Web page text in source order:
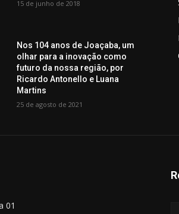
15 de junho de 2018
Nos 104 anos de Joaçaba, um
olhar para a inovação como
futuro da nossa região, por
Ricardo Antonello e Luana
Martins
25 de agosto de 2021
01